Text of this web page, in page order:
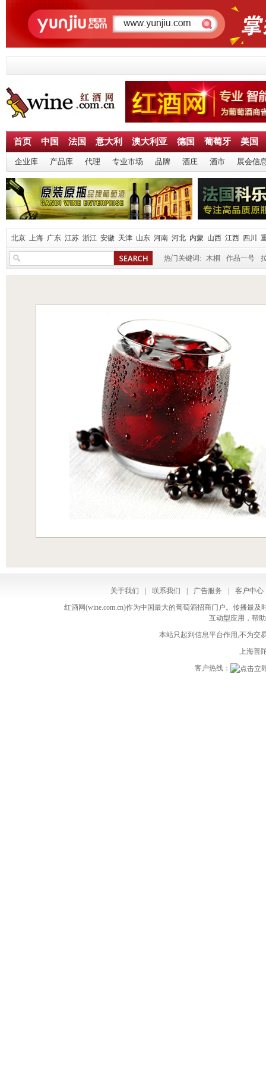
首页 中国 法国 意大利 澳大利亚 德国 葡萄牙 美国
企业库 产品库 代理 专业市场 品牌 酒庄 酒市 展会信
北京 上海 广东 江苏 浙江 安徽 天津 山东 河南 河北 内蒙 山西 江西 四川
热门关键词: 木桐 作品一号
关于我们 联系我们 广告服务
客户中心
红酒网(wine.com.cn)作为中国最大的葡萄酒招商门户。传播最
互动型应用，帮
本站只起到信息平台作用,不为交
上海普
客户热线：